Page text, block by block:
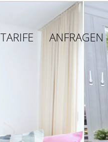
TARIFE ANFRAGEN